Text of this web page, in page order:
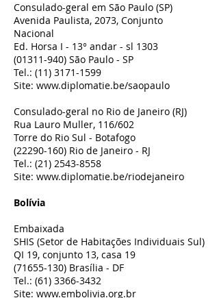
Consulado-geral em São Paulo (SP)
Avenida Paulista, 2073, Conjunto
Nacional
Ed. Horsa I - 13° andar - sl 1303
(01311-940) São Paulo - SP
Tel.: (11) 3171-1599
Site: www.diplomatie.be/saopaulo
Consulado-geral no Rio de Janeiro (RJ)
Rua Lauro Muller, 116/602
Torre do Rio Sul - Botafogo
(22290-160) Rio de Janeiro - RJ
Tel.: (21) 2543-8558
Site: www.diplomatie.be/riodejaneiro
Bolívia
Embaixada
SHIS (Setor de Habitações Individuais Sul)
QI 19, conjunto 13, casa 19
(71655-130) Brasília - DF
Tel.: (61) 3366-3432
Site: www.embolivia.org.br